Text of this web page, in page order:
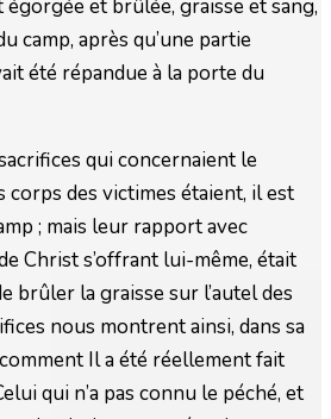
égorgée et brûlée, graisse et sang,
camp, après qu’une partie
été répandue à la porte du
qui concernaient le
des victimes étaient, il est
; mais leur rapport avec
Christ s’offrant lui-même, était
brûler la graisse sur l’autel des
nous montrent ainsi, dans sa
Il a été réellement fait
qui n’a pas connu le péché, et